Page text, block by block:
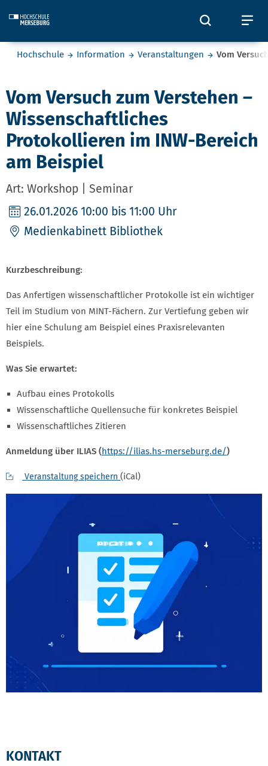
Öffnet
Sie befinden sich hier:
Hochschule Information Veranstaltungen Vom
Vom Versuch zum Verstehen –
Wissenschaftliches
Protokollieren im INW-Bereich
am Beispiel
Art: Workshop | Seminar
26.01.2026 10:00 bis 11:00 Uhr
Medienkabinett Bibliothek
Kurzbeschreibung:
Das Anfertigen wissenschaftlicher Protokolle ist ein wichtiger
Teil im Studium von MINT-Fächern. Zur Vertiefung geben wir
hier eine Schulung am Beispiel eines Praxisrelevanten
Beispiels.
Was Sie erwartet:
Aufbau eines Protokolls
Wissenschaftliche Quellensuche für konkretes Beispiel
Wissenschaftliches Zitieren
Anmeldung über ILIAS (https://ilias.hs-merseburg.de/)
Veranstaltung speichern (iCal)
KONTAKT